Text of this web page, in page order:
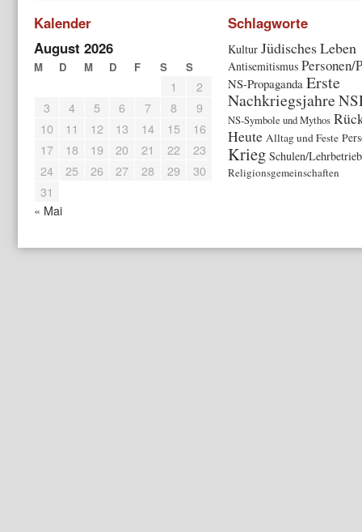
Kalender
August 2026
M D M D F S S
« Mai
1
2
3
4 5 6 7 8
9
10
11 12 13 14 15
16
17
18 19 20 21 22
23
24
25 26 27 28 29
30
31
Schlagworte
Kultur Jüdisches Leben
Antisemitismus Personen/
NS-Propaganda Erste
Nachkriegsjahre
NS-Symbole und Mythos
Heute Alltag und Feste
Krieg Schulen/Lehrbetrieb
Religionsgemeinschaften